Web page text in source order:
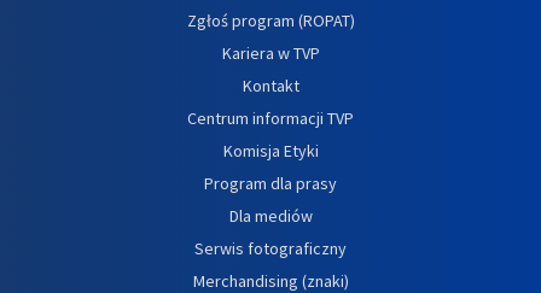
Zgłoś program (ROPAT)
Kariera w TVP
Kontakt
Centrum informacji TVP
Komisja Etyki
Program dla prasy
Dla mediów
Serwis fotograficzny
Merchandising (znaki)